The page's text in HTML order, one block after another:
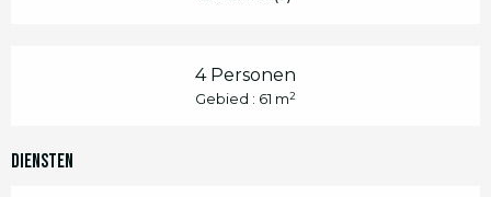
4 Personen
Gebied : 61 m2
Diensten